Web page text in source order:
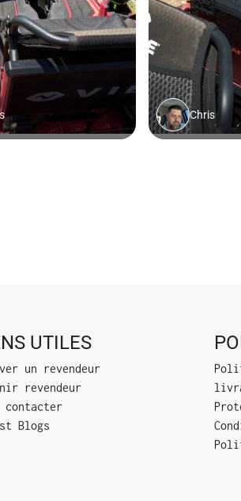
UTILES
un revendeur
revendeur
contacter
Blogs